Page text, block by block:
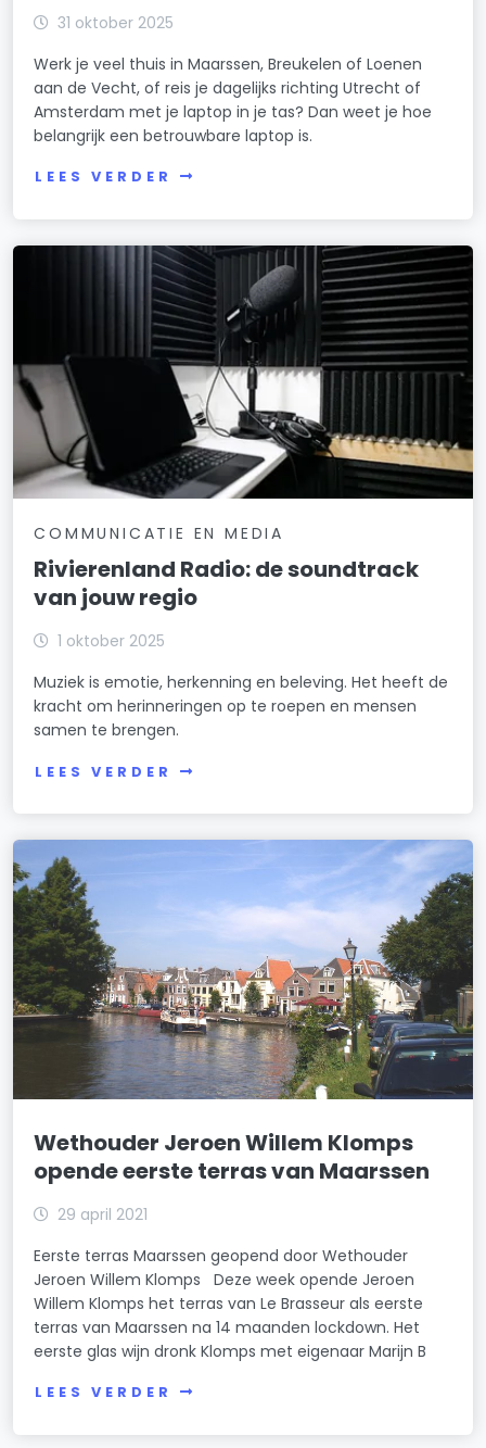
31 oktober 2025
Werk je veel thuis in Maarssen, Breukelen of Loenen
aan de Vecht, of reis je dagelijks richting Utrecht of
Amsterdam met je laptop in je tas? Dan weet je hoe
belangrijk een betrouwbare laptop is.
LEES VERDER
COMMUNICATIE EN MEDIA
Rivierenland Radio: de soundtrack
van jouw regio
1 oktober 2025
Muziek is emotie, herkenning en beleving. Het heeft de
kracht om herinneringen op te roepen en mensen
samen te brengen.
LEES VERDER
Wethouder Jeroen Willem Klomps
opende eerste terras van Maarssen
29 april 2021
Eerste terras Maarssen geopend door Wethouder
Jeroen Willem Klomps Deze week opende Jeroen
Willem Klomps het terras van Le Brasseur als eerste
terras van Maarssen na 14 maanden lockdown. Het
eerste glas wijn dronk Klomps met eigenaar Marijn B
LEES VERDER